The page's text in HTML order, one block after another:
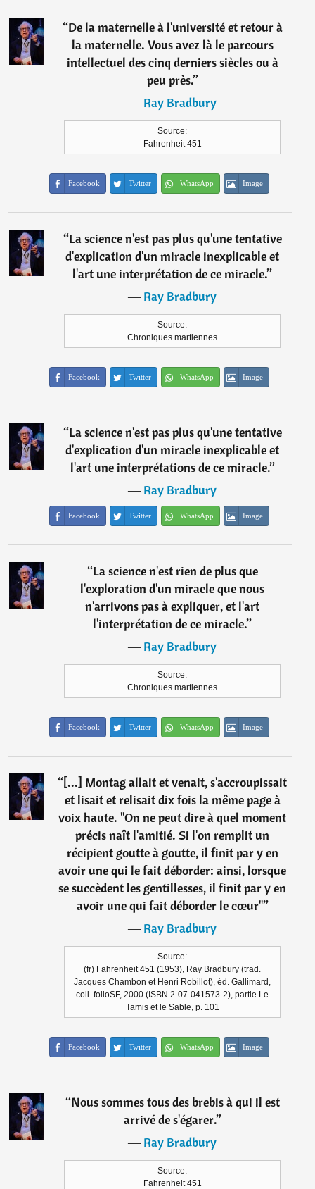
“De la maternelle à l'université et retour à
la maternelle. Vous avez là le parcours
intellectuel des cinq derniers siècles ou à
peu près.”
―Ray Bradbury
Source:
Fahrenheit 451
Facebook Twitter WhatsApp Image
“La science n'est pas plus qu'une tentative
d'explication d'un miracle inexplicable et
l'art une interprétation de ce miracle.”
―Ray Bradbury
Source:
Chroniques martiennes
Facebook Twitter WhatsApp Image
“La science n'est pas plus qu'une tentative
d'explication d'un miracle inexplicable et
l'art une interprétations de ce miracle.”
―Ray Bradbury
Facebook Twitter WhatsApp Image
“La science n'est rien de plus que
l'exploration d'un miracle que nous
n'arrivons pas à expliquer, et l'art
l'interprétation de ce miracle.”
―Ray Bradbury
Source:
Chroniques martiennes
Facebook Twitter WhatsApp Image
“[...] Montag allait et venait, s'accroupissait
et lisait et relisait dix fois la même page à
voix haute. "On ne peut dire à quel moment
précis naît l'amitié. Si l'on remplit un
récipient goutte à goutte, il finit par y en
avoir une qui le fait déborder: ainsi, lorsque
se succèdent les gentillesses, il finit par y en
avoir une qui fait déborder le cœur"”
―Ray Bradbury
Source:
(fr) Fahrenheit 451 (1953), Ray Bradbury (trad.
Jacques Chambon et Henri Robillot), éd. Gallimard,
coll. folioSF, 2000 (ISBN 2-07-041573-2), partie Le
Tamis et le Sable, p. 101
Facebook Twitter WhatsApp Image
“Nous sommes tous des brebis à qui il est
arrivé de s'égarer.”
―Ray Bradbury
Source:
Fahrenheit 451